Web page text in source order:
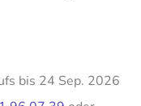
bis 24 Sep. 2026